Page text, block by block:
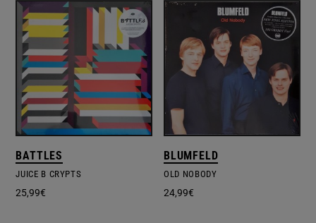
BATTLES
JUICE B CRYPTS
25,99€
BLUMFELD
OLD NOBODY
24,99€